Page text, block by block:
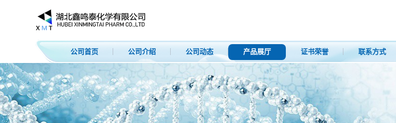
公司首页 公司介绍 公司动态 产品展厅 证书荣誉 联系方式